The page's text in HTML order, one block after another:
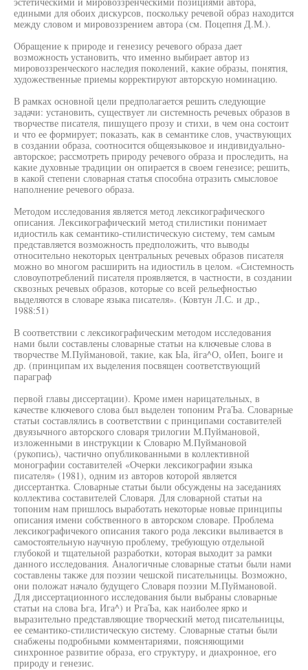
едиными для обоих дискурсов, поскольку речевой образ находится
между словом и мировоззрением автора (см. Поцепня Д.М.).
Обращение к природе и генезису речевого образа дает
возможность установить, что именно выбирает автор из
мировоззренческого наследия поколений, какие образы, понятия,
художественные приемы корректируют авторскую номинацию.
В рамках основной цели предполагается решить следующие
задачи: установить, существует ли системность речевых образов в
творчестве писателя, пишущего прозу и стихи, в чем она состоит
и что ее формирует; показать, как в семантике слов, участвующих
в создании образа, соотносится общеязыковое и индивидуально-
авторское; рассмотреть природу речевого образа и проследить, на
какие духовные традиции он опирается в своем генезисе; решить,
в какой степени словарная статья способна отразить смысловое
наполнение речевого образа.
Методом исследования является метод лексикографического
описания. Лексикографический метод стилистики понимает
идиостиль как семантико-стилистическую систему, тем самым
представляется возможность предположить, что выводы
относительно некоторых центральных речевых образов писателя
можно во многом расширить на идиостиль в целом. «Системность
словоупотреблений писателя проявляется, в частности, в создании
сквозных речевых образов, которые со всей рельефностью
выделяются в словаре языка писателя». (Ковтун Л.С. и др.,
1988:51)
В соответствии с лексикографическим методом исследования
нами были составлены словарные статьи на ключевые слова в
творчестве М.Пуймановой, такие, как Ыа, йга^О, оИеп, Ьоиге и
др. (принципам их выделения посвящен соответствующий
параграф
первой главы диссертации). Кроме имен нарицательных, в
качестве ключевого слова был выделен топоним РгаЪа. Словарные
статьи составлялись в соответствии с принципами составителей
двуязычного авторского словаря трилогии М.Пуймановой,
изложенными в инструкции к Словарю М.Пуймановой
(рукопись), частично опубликованными в коллективной
монографии составителей «Очерки лексикографии языка
писателя» (1981), одним из авторов которой является
диссертантка. Словарные статьи были обсуждены на заседаниях
коллектива составителей Словаря. Для словарной статьи на
топоним нам пришлось выработать некоторые новые принципы
описания имени собственного в авторском словаре. Проблема
лексикографичекого описания такого рода лексики выливается в
самостоятельную научную проблему, требующую отдельной
глубокой и тщательной разработки, которая выходит за рамки
данного исследования. Аналогичные словарные статьи были нами
составлены также для поэзии чешской писательницы. Возможно,
они положат начало будущего Словаря поэзии М.Пуймановой.
Для диссертационного исследования были выбраны словарные
статьи на слова Ьга, Ига^) и РгаЪа, как наиболее ярко и
выразительно представляющие творческий метод писательницы,
ее семантико-стилистическую систему. Словарные статьи были
снабжены подробными комментариями, поясняющими
синхронное развитие образа, его структуру, и диахронное, его
природу и генезис.